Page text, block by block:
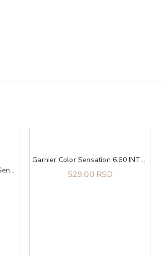
MAYBELLINE New York Color Sensational Shaping olovka za usne 90 Brick Red
Garnier Color Sensation 6.60 INTENSE RUBY
529,00 RSD